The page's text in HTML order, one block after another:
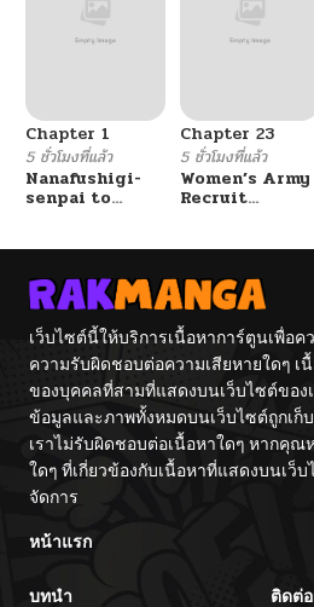
Chapter 1
5 ชั่วโมงที่แล้ว
Nanafushigi-
senpai to
Chapter 23
5 ชั่วโมงที่แล้ว
Women’s Army
Recruit
เว็บไซต์นี้ให้บริการเนื้อหาการ์ตูนเพื่อ
ความรับผิดชอบต่อความเสียหายใดๆ
ของบุคคลที่สามที่แสดงบนเว็บไซต์ของ
ข้อมูลและภาพทั้งหมดบนเว็บไซต์ถูกเก็
เราไม่รับผิดชอบต่อเนื้อหาใดๆ หากคุ
ใดๆ ที่เกี่ยวข้องกับเนื้อหาที่แสดงบนเว็
จัดการ
หน้าแรก
บทนำ ติดต่อ